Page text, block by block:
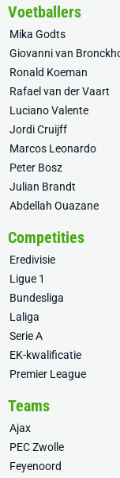
Voetballers
Mika Godts
Giovanni van
Ronald Koeman
Rafael van der Vaart
Luciano Valente
Jordi Cruijff
Marcos Leonardo
Peter Bosz
Julian Brandt
Abdellah Ouazane
Competities
Eredivisie
Ligue 1
Bundesliga
Laliga
Serie A
EK-kwalificatie
Premier League
Teams
Ajax
PEC Zwolle
Feyenoord